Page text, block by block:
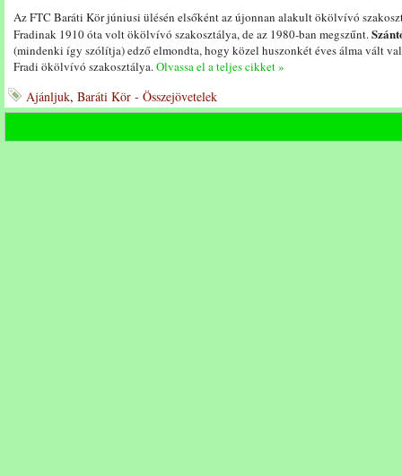
Az FTC Baráti Kör júniusi ülésén elsőként az újonnan alakult ökölvívó
Fradinak 1910 óta volt ökölvívó szakosztálya, de az 1980-ban megszűnt.
(mindenki így szólítja) edző elmondta, hogy közel huszonkét éves álma vált
Fradi ökölvívó szakosztálya.Olvassa el a teljes cikket »
Ajánljuk, Baráti Kör - Összejövetelek